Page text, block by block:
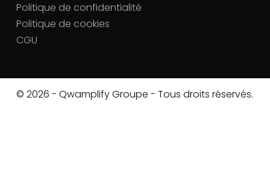
Politique de confidentialité
Politique de cookies
CGU
© 2026 - Qwamplify Groupe - Tous droits réservés.